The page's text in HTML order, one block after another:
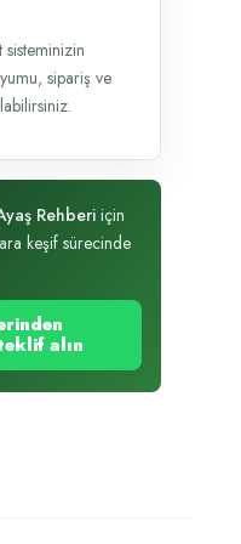
sipariş ve
Rehberi için
keşif sürecinde
alın